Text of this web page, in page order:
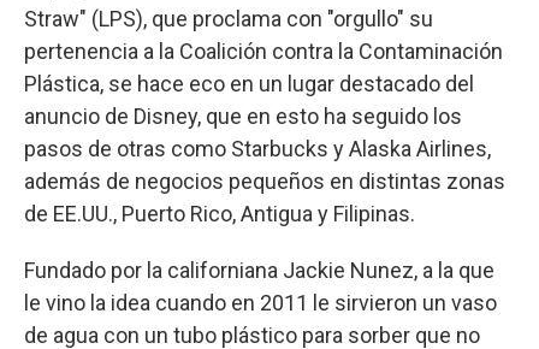
Straw" (LPS), que proclama con "orgullo" su
pertenencia a la Coalición contra la Contaminación
Plástica, se hace eco en un lugar destacado del
anuncio de Disney, que en esto ha seguido los
pasos de otras como Starbucks y Alaska Airlines,
además de negocios pequeños en distintas zonas
de EE.UU., Puerto Rico, Antigua y Filipinas.
Fundado por la californiana Jackie Nunez, a la que
le vino la idea cuando en 2011 le sirvieron un vaso
de agua con un tubo plástico para sorber que no